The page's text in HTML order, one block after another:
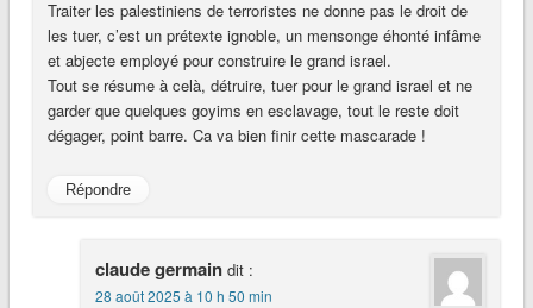
Traiter les palestiniens de terroristes ne donne pas le droit de
les tuer, c’est un prétexte ignoble, un mensonge éhonté infâme
et abjecte employé pour construire le grand israel.
Tout se résume à celà, détruire, tuer pour le grand israel et ne
garder que quelques goyims en esclavage, tout le reste doit
dégager, point barre. Ca va bien finir cette mascarade !
Répondre
claude germain dit :
28 août 2025 à 10 h 50 min